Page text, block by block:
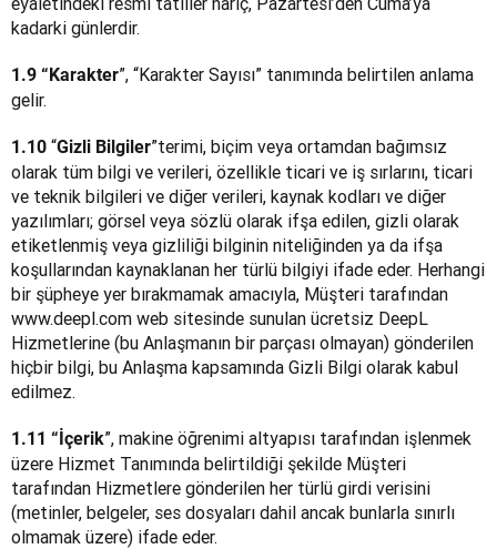
kadarki günlerdir.
1.9 “Karakter”, “Karakter Sayısı” tanımında belirtilen anlama
gelir.
1.10 “Gizli Bilgiler”terimi, biçim veya ortamdan bağımsız
olarak tüm bilgi ve verileri, özellikle ticari ve iş sırlarını, ticari
ve teknik bilgileri ve diğer verileri, kaynak kodları ve diğer
yazılımları; görsel veya sözlü olarak ifşa edilen, gizli olarak
etiketlenmiş veya gizliliği bilginin niteliğinden ya da ifşa
koşullarından kaynaklanan her türlü bilgiyi ifade eder. Herhangi
bir şüpheye yer bırakmamak amacıyla, Müşteri tarafından
www.deepl.com web sitesinde sunulan ücretsiz DeepL
Hizmetlerine (bu Anlaşmanın bir parçası olmayan) gönderilen
hiçbir bilgi, bu Anlaşma kapsamında Gizli Bilgi olarak kabul
edilmez.
1.11 “İçerik”, makine öğrenimi altyapısı tarafından işlenmek
üzere Hizmet Tanımında belirtildiği şekilde Müşteri
tarafından Hizmetlere gönderilen her türlü girdi verisini
(metinler, belgeler, ses dosyaları dahil ancak bunlarla sınırlı
olmamak üzere) ifade eder.